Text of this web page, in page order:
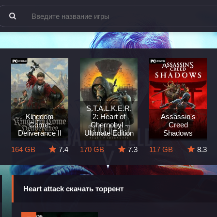
Kingdom
Come:
Deliverance II
164 GB
7.4
S.T.A.L.K.E.R.
2: Heart of
Chernobyl -
Ultimate Edition
170 GB
7.3
Assassin's
Creed
Shadows
117 GB
8.3
Heart attack скачать торрент